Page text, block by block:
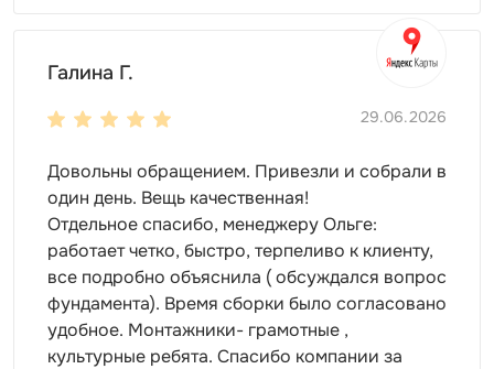
Галина Г.
29.06.2026
Довольны обращением. Привезли и собрали в
один день. Вещь качественная!
Отдельное спасибо, менеджеру Ольге:
работает четко, быстро, терпеливо к клиенту,
все подробно объяснила ( обсуждался вопрос
фундамента). Время сборки было согласовано
удобное. Монтажники- грамотные ,
культурные ребята. Спасибо компании за